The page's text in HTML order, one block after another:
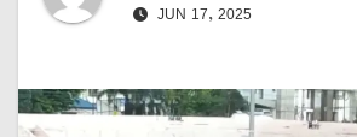
JUN 17, 2025